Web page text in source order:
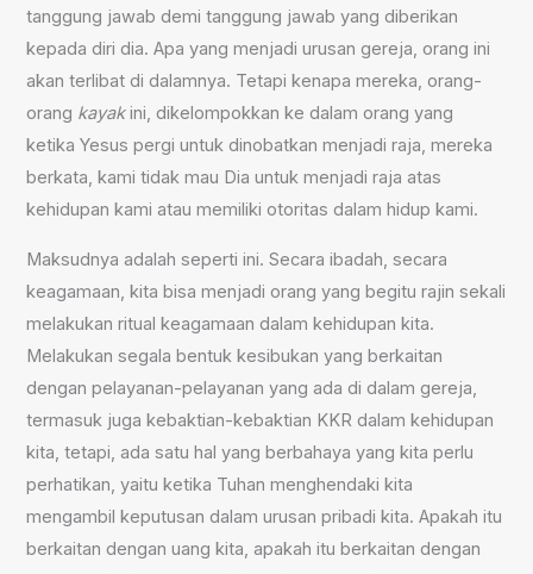
tanggung jawab demi tanggung jawab yang diberikan
kepada diri dia. Apa yang menjadi urusan gereja, orang ini
akan terlibat di dalamnya. Tetapi kenapa mereka, orang-
orang kayakini, dikelompokkan ke dalam orang yang
ketika Yesus pergi untuk dinobatkan menjadi raja, mereka
berkata, kami tidak mau Dia untuk menjadi raja atas
kehidupan kami atau memiliki otoritas dalam hidup kami.
Maksudnya adalah seperti ini. Secara ibadah, secara
keagamaan, kita bisa menjadi orang yang begitu rajin sekali
melakukan ritual keagamaan dalam kehidupan kita.
Melakukan segala bentuk kesibukan yang berkaitan
dengan pelayanan-pelayanan yang ada di dalam gereja,
termasuk juga kebaktian-kebaktian KKR dalam kehidupan
kita, tetapi, ada satu hal yang berbahaya yang kita perlu
perhatikan, yaitu ketika Tuhan menghendaki kita
mengambil keputusan dalam urusan pribadi kita. Apakah itu
berkaitan dengan uang kita, apakah itu berkaitan dengan